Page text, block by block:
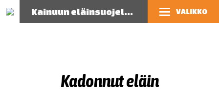
Kainuun eläinsuojeluyhdistys VALIKKO
Kadonnut eläin